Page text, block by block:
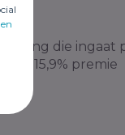
die ingaat
15,9% premie